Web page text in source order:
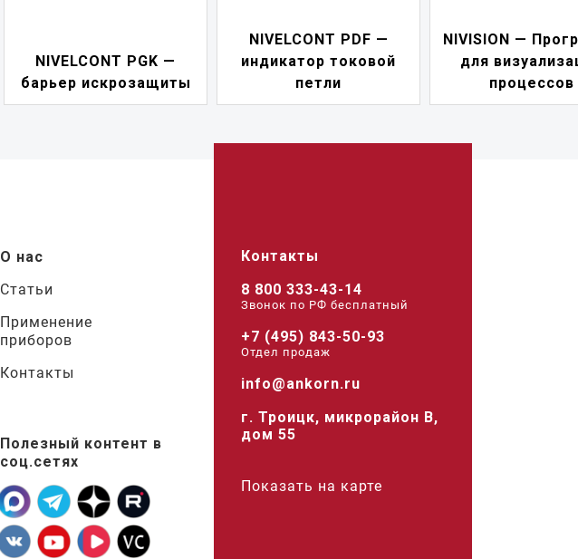
NIVELCONT PGK —
барьер искрозащиты
NIVELCONT PDF —
индикатор токовой
петли
NIVISION —
для
процессов
О нас
Статьи
Применение
приборов
Контакты
Полезный контент в
соц.сетях
Контакты
8 800 333-43-14
Звонок по РФ беcплатный
+7 (495) 843-50-93
Отдел продаж
info@ankorn.ru
г. Троицк, микрорайон В,
дом 55
Показать на карте